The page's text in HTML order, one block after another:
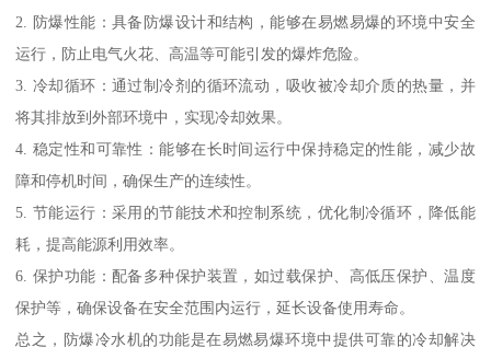
2. 防爆性能：具备防爆设计和结构，能够在易燃易爆的环境中安全
运行，防止电气火花、高温等可能引发的爆炸危险。
3. 冷却循环：通过制冷剂的循环流动，吸收被冷却介质的热量，并
将其排放到外部环境中，实现冷却效果。
4. 稳定性和可靠性：能够在长时间运行中保持稳定的性能，减少故
障和停机时间，确保生产的连续性。
5. 节能运行：采用的节能技术和控制系统，优化制冷循环，降低能
耗，提高能源利用效率。
6. 保护功能：配备多种保护装置，如过载保护、高低压保护、温度
保护等，确保设备在安全范围内运行，延长设备使用寿命。
总之，防爆冷水机的功能是在易燃易爆环境中提供可靠的冷却解决